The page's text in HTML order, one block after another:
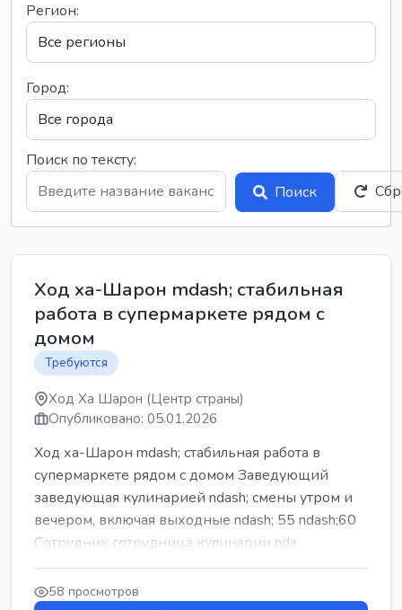
Регион:
Город:
Поиск по тексту:
Поиск
Ход ха-Шарон mdash; стабильная
работа в супермаркете рядом с
домом
Требуются
Ход Ха Шарон (Центр страны)
Опубликовано: 05.01.2026
Ход ха-Шарон mdash; стабильная работа в
супермаркете рядом с домом Заведующий
заведующая кулинарией ndash; смены утром и
вечером, включая выходные ndash; 55 ndash;60
Сотрудник сотрудница кулинарии nda...
58 просмотров